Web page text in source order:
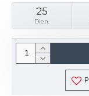
25
Dien.